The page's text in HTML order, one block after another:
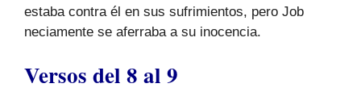
estaba contra él en sus sufrimientos, pero Job
neciamente se aferraba a su inocencia.
Versos del 8 al 9